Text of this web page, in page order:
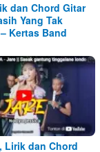
dan Chord Gitar
Yang Tak
Kertas Band
Lirik dan Chord